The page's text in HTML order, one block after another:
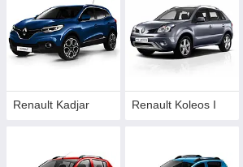
Renault Kadjar Renault Koleos I